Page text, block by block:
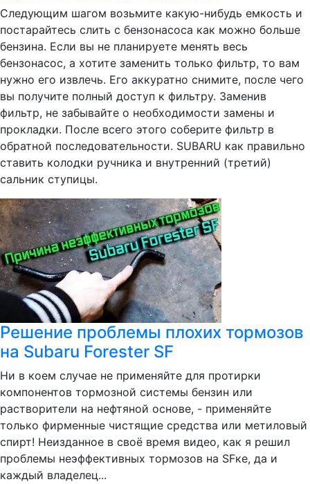
Следующим шагом возьмите какую-нибудь емкость и
постарайтесь слить с бензонасоса как можно больше
бензина. Если вы не планируете менять весь
бензонасос, а хотите заменить только фильтр, то вам
нужно его извлечь. Его аккуратно снимите, после чего
вы получите полный доступ к фильтру. Заменив
фильтр, не забывайте о необходимости замены и
прокладки. После всего этого соберите фильтр в
обратной последовательности. SUBARU как правильно
ставить колодки ручника и внутренний (третий)
сальник ступицы.
Решение проблемы плохих тормозов
на Subaru Forester SF
Ни в коем случае не применяйте для протирки
компонентов тормозной системы бензин или
растворители на нефтяной основе, - применяйте
только фирменные чистящие средства или метиловый
спирт! Неизданное в своё время видео, как я решил
проблемы неэффективных тормозов на SFке, да и
каждый владелец...